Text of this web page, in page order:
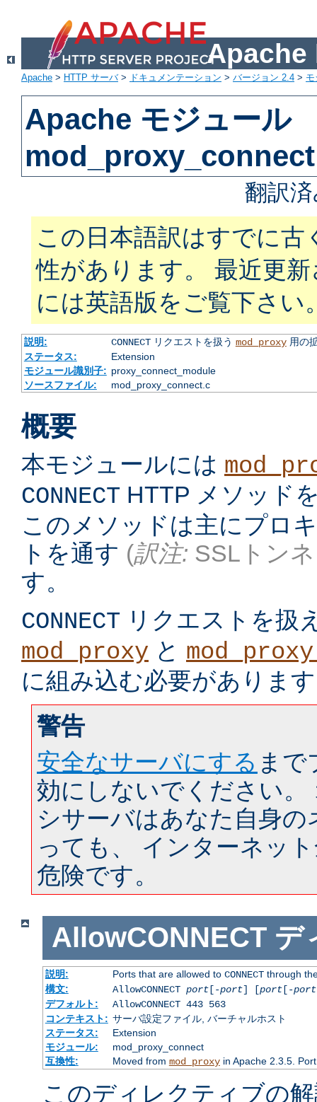
Apache
Apache > HTTP サーバ> ドキュメンテーション > バージョン 2.4 >
Apache モジュール
mod_proxy_connect
翻訳
この日本語訳はすでに古
性があります。 最近更
には英語版をご覧下さい
説明: CONNECTリクエストを扱う mod_proxy用の
ステータス:
Extension
モジュール識別子: proxy_connect_module
ソースファイル:
mod_proxy_connect.c
概要
本モジュールには
CONNECT HTTP メソッド
このメソッドは主にプロ
トを通す (訳注: SSLトン
す。
CONNECT リクエストを扱
mod_proxy と
に組み込む必要がありま
警告
安全なサーバにする まで
効にしないでください。
シサーバはあなた自身
っても、 インターネッ
危険です。
AllowCONNECT デ
説明: Ports that are allowed to CONNECTthrough
構文:
AllowCONNECT port[-port] [port[-port
デフォルト:
AllowCONNECT 443 563
コンテキスト: サーバ設定ファイル, バーチャルホスト
ステータス:
Extension
モジュール:
mod_proxy_connect
互換性:
Moved from mod_proxyin Apache 2.3.5.
このディレクティブの